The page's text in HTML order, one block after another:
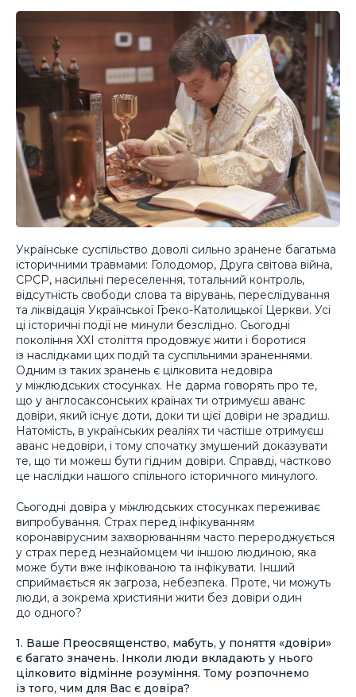
Українське суспільство доволі сильно зранене багатьма
історичними травмами: Голодомор, Друга світова війна,
СРСР, насильні переселення, тотальний контроль,
відсутність свободи слова та вірувань, переслідування
та ліквідація Української Греко-Католицької Церкви. Усі
ці історичні події не минули безслідно. Сьогодні
покоління XXI століття продовжує жити і боротися
із наслідками цих подій та суспільними зраненнями.
Одним із таких зранень є цілковита недовіра
у міжлюдських стосунках. Не дарма говорять про те,
що у англосаксонських країнах ти отримуєш аванс
довіри, який існує доти, доки ти цієї довіри не зрадиш.
Натомість, в українських реаліях ти частіше отримуєш
аванс недовіри, і тому спочатку змушений доказувати
те, що ти можеш бути гідним довіри. Справді, частково
це наслідки нашого спільного історичного минулого.
Сьогодні довіра у міжлюдських стосунках переживає
випробування. Страх перед інфікуванням
коронавірусним захворюванням часто перероджується
у страх перед незнайомцем чи іншою людиною, яка
може бути вже інфікованою та інфікувати. Інший
сприймається як загроза, небезпека. Проте, чи можуть
люди, а зокрема християни жити без довіри один
до одного?
1. Ваше Преосвященство, мабуть, у поняття «довіри»
є багато значень. Інколи люди вкладають у нього
цілковито відмінне розуміння. Тому розпочнемо
із того, чим для Вас є довіра?